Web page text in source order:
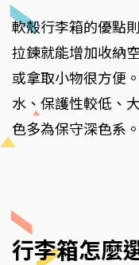
軟殼行李箱的優點
拉鍊就能增加收納
或拿取小物很方便
水、保護性較低、
色多為保守深色系。
行李箱怎麼